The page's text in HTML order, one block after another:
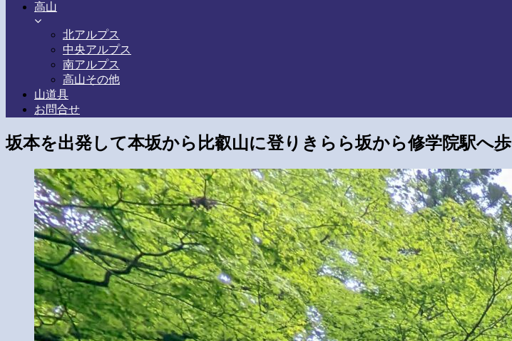
高山
北アルプス
中央アルプス
南アルプス
高山その他
山道具
お問合せ
坂本を出発して本坂から比叡山に登りきらら坂から修学院駅へ歩